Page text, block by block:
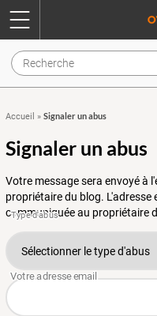
Accueil » Signaler un abus
Signaler un abus
Votre message sera envoyé à
propriétaire du blog. L'adresse
communiquée au propriétaire